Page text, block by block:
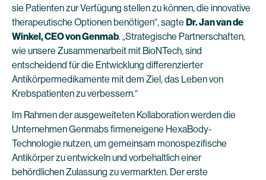
sie Patienten zur Verfügung stellen zu können, die innovative
therapeutische Optionen benötigen“, sagte Dr. Jan van de
Winkel, CEO von Genmab. „Strategische Partnerschaften,
wie unsere Zusammenarbeit mit BioNTech, sind
entscheidend für die Entwicklung differenzierter
Antikörpermedikamente mit dem Ziel, das Leben von
Krebspatienten zu verbessern.“
Im Rahmen der ausgeweiteten Kollaboration werden die
Unternehmen Genmabs firmeneigene HexaBody-
Technologie nutzen, um gemeinsam monospezifische
Antikörper zu entwickeln und vorbehaltlich einer
behördlichen Zulassung zu vermarkten. Der erste